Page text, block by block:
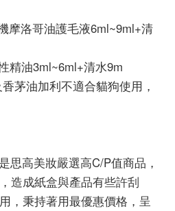
摩洛哥油護毛液6ml~9ml+清
精油3ml~6ml+清水9m
茅油加利不適合貓狗使用，
思高美妝嚴選高C/P值商品，
造成紙盒與產品有些許刮
，秉持著用最優惠價格，呈